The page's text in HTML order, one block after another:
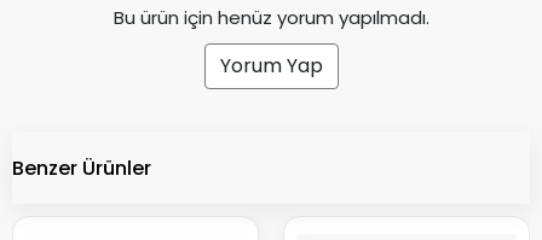
Bu ürün için henüz yorum yapılmadı.
Yorum Yap
Benzer Ürünler